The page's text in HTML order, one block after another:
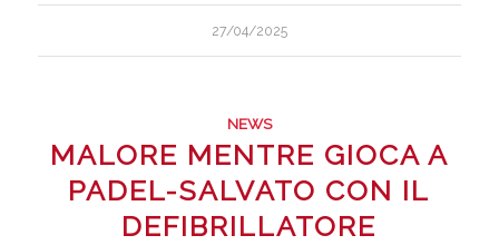
27/04/2025
NEWS
MALORE MENTRE GIOCA A
PADEL-SALVATO CON IL
DEFIBRILLATORE